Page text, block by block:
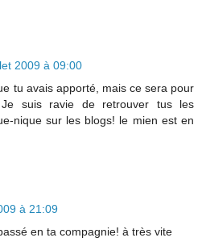
2009 à 09:00
tu avais apporté, mais ce sera pour
suis ravie de retrouver tus les
nique sur les blogs! le mien est en
à 21:09
en ta compagnie! à très vite